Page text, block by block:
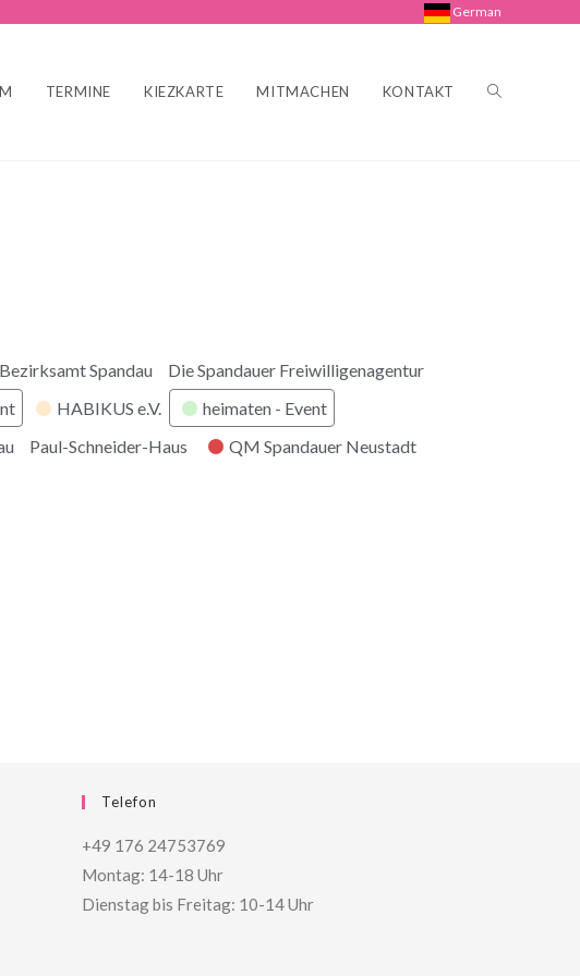
German
TERMINE KIEZKARTE MITMACHEN KONTAKT
Bezirksamt Spandau
Die Spandauer Freiwilligenagentur
HABIKUS e.V.
heimaten - Event
Paul-Schneider-Haus
QM Spandauer Neustadt
Telefon
+49 176 24753769
Montag: 14-18 Uhr
Dienstag bis Freitag: 10-14 Uhr